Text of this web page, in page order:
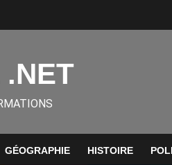
GÉOGRAPHIE HISTOIRE